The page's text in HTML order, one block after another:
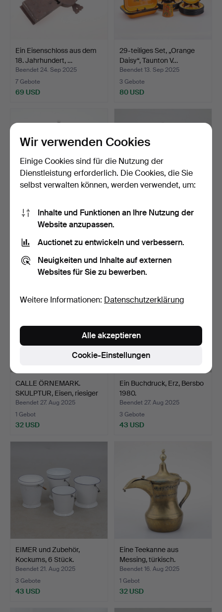
Ein Eisenschloss aus dem
18. Jahrhundert, …
Beendet 24. Sep 2025
7 Gebote
69 USD
29-teiliges Set, „Orange
Daisy“, Taunton V…
Beendet 13. Sep 2025
3 Gebote
80 USD
STAMMBAUM, Metall, mit
1 Gebot
32 USD
ALLAN EBELING.
37 USD
CALLE ÖRNEMARK.
SKULPTUR, Eisen, riesiger
…
Beendet 27. Aug 2025
1 Gebot
32 USD
Ein Buchdruck, Erz, Bersbo
1980.
Beendet 27. Aug 2025
3 Gebote
43 USD
EIMER und Zubehör,
Kockums, 6 Stück.
Beendet 21. Aug 2025
3 Gebote
43 USD
Eine Teekanne aus
Messing, türkisch.
Beendet 16. Aug 2025
1 Gebot
32 USD
Wir verwenden Cookies
Einige Cookies sind für die Nutzung der
Dienstleistung erforderlich. Die Cookies, die Sie
selbst verwalten können, werden verwendet, um:
Inhalte und Funktionen an Ihre Nutzung der
Website anzupassen.
Auctionet zu entwickeln und verbessern.
Neuigkeiten und Inhalte auf externen
Websites für Sie zu bewerben.
Weitere Informationen: Datenschutzerklärung
Cookie-Einstellungen
Alle akzeptieren